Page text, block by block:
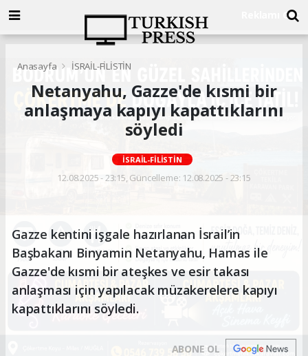
Anasayfa İSRAİL-FİLİSTİN
Netanyahu, Gazze'de kısmi bir
anlaşmaya kapıyı kapattıklarını
söyledi
İSRAİL-FİLİSTİN
12.08.2025 - 23:15, Güncelleme: 12.08.2025 - 23:15
Gazze kentini işgale hazırlanan İsrail’in
Başbakanı Binyamin Netanyahu, Hamas ile
Gazze'de kısmi bir ateşkes ve esir takası
anlaşması için yapılacak müzakerelere kapıyı
kapattıklarını söyledi.
ABONE OL